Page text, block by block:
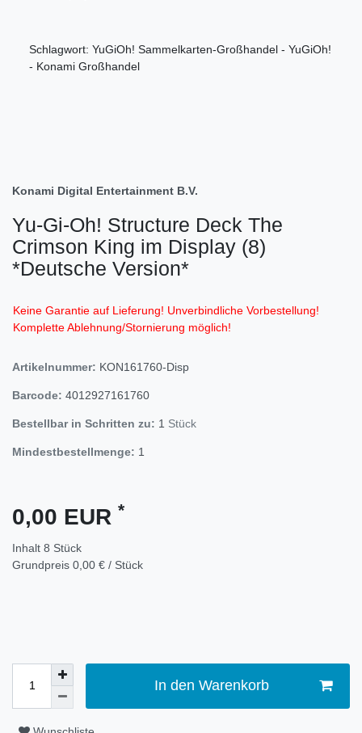
Schlagwort: YuGiOh! Sammelkarten-Großhandel - YuGiOh!
- Konami Großhandel
Konami Digital Entertainment B.V.
Yu-Gi-Oh! Structure Deck The
Crimson King im Display (8)
*Deutsche Version*
Keine Garantie auf Lieferung! Unverbindliche Vorbestellung!
Komplette Ablehnung/Stornierung möglich!
Artikelnummer: KON161760-Disp
Barcode: 4012927161760
Bestellbar in Schritten zu: 1 Stück
Mindestbestellmenge: 1
0,00 EUR *
Inhalt 8 Stück
Grundpreis 0,00 € / Stück
In den Warenkorb